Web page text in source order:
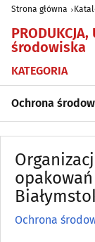
Strona główna
PRODUKCJA,
środowiska
KATEGORIA
Ochrona
Archiwizacja
Astrologia,
opakowań
Ochrona